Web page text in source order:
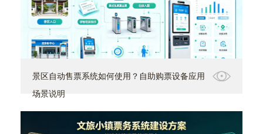
景区自动售票系统如何使用？自助购票设备应用
场景说明